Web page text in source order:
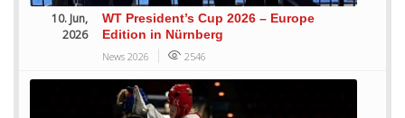
10. Jun,
2026
WT President’s Cup 2026 – Europe
Edition in Nürnberg
News 2026 2546